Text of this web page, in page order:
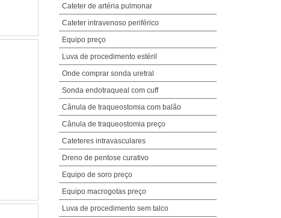
Cateter de artéria pulmonar
Cateter intravenoso periférico
Equipo preço
Luva de procedimento estéril
Onde comprar sonda uretral
Sonda endotraqueal com cuff
Cânula de traqueostomia com balão
Cânula de traqueostomia preço
Cateteres intravasculares
Dreno de pentose curativo
Equipo de soro preço
Equipo macrogotas preço
Luva de procedimento sem talco